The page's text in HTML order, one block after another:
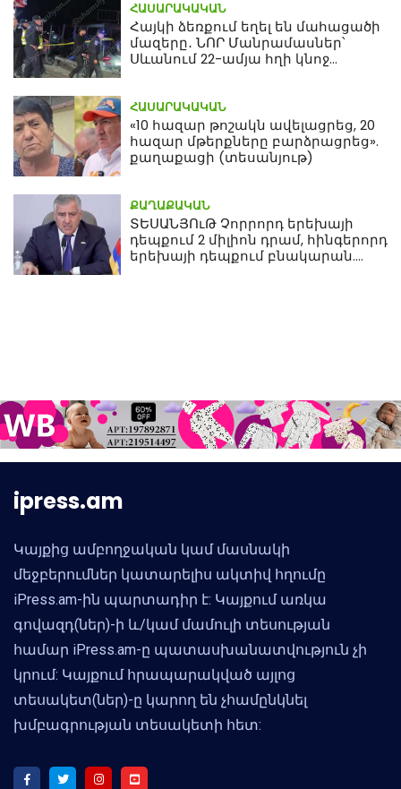
ՀԱՍԱՐԱԿԱԿԱՆ
Հայկի ձեռքում եղել են մահացածի
մազերը․ ՆՈՐ Մանրամասներ՝
Սևանում 22-ամյա հղի կնոջ
ՀԱՍԱՐԱԿԱԿԱՆ
«10 հազար թոշակն ավելացրեց, 20
հազար մթերքները բարձրացրեց».
քաղաքացի (տեսանյութ)
ՔԱՂԱՔԱԿԱՆ
ՏԵՍԱՆՅՈւԹ Չորրորդ երեխայի
դեպքում 2 միլիոն դրամ, հինգերորդ
երեխայի դեպքում բնակարան.
ipress.am
Կայքից ամբողջական կամ մասնակի
մեջբերումներ կատարելիս ակտիվ հղումը
iPress.am-ին պարտադիր է: Կայքում առկա
գովազդ(ներ)-ի և/կամ մամուլի տեսության
համար iPress.am-ը պատասխանատվություն չի
կրում: Կայքում հրապարակված այլոց
տեսակետ(ներ)-ը կարող են չհամընկնել
խմբագրության տեսակետի հետ: